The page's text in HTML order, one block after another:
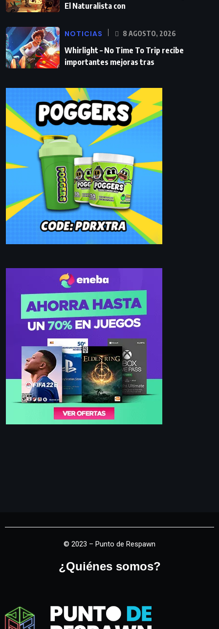
El Naturalista con
NOTICIAS 8 AGOSTO, 2026
Whirlight – No Time To Trip recibe
importantes mejoras tras
© 2023 – Punto de Respawn
¿Quiénes somos?